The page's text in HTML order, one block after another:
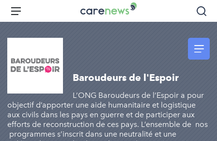
Aller
principal
Carenews,
Le
l'engagement
Menu
Baroudeurs de l'Espoir
L’ONG Baroudeurs de l’Espoir a pour
objectif d’apporter une aide humanitaire et logistique
aux civils dans les pays en guerre et de participer aux
efforts de reconstruction de ces pays. L’ensemble de nos
programmes s’inscrit dans une neutralité et une